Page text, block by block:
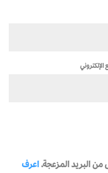
الإلكتروني
البريد المزعجة. اعرف